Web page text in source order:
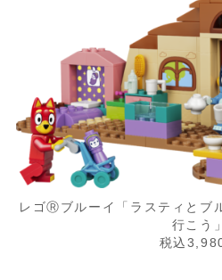
レゴⓇブルーイ「ラスティとブ
行こう」
税込